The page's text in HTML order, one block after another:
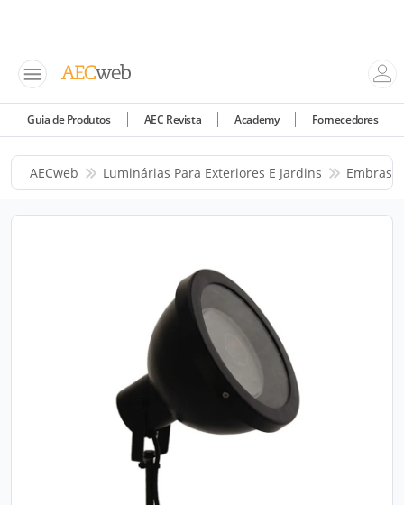
Guia de Produtos AEC Revista Academy Fornecedores
AECweb Luminárias Para Exteriores E Jardins Embras